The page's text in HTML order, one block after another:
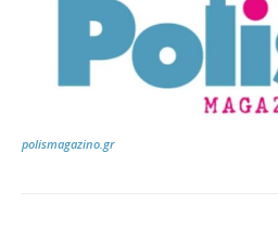
polismagazino.gr